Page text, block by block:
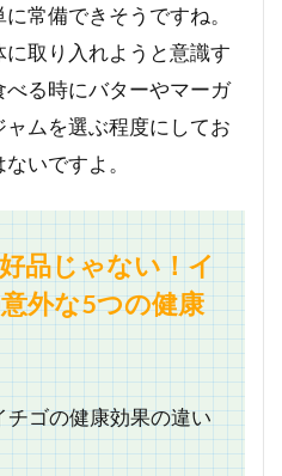
常備できそうですね。
取り入れようと意識す
る時にバターやマーガ
ムを選ぶ程度にしてお
いですよ。
品じゃない！イ
外な5つの健康
チゴの健康効果の違い